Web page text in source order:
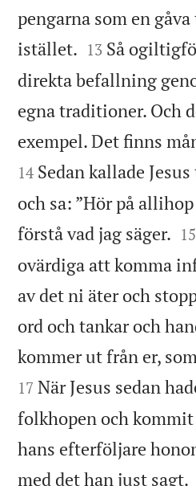
pengarna som en
istället. 

13 Så
direkta befallning
egna traditioner. Och
exempel. Det finns
14 Sedan kallade
och sa: ”Hör på
förstå vad jag säger. 
15
ovärdiga att komma
av det ni äter och
ord och tankar och
kommer ut från er,
17 När Jesus sedan
folkhopen och
hans efterföljare
med det han just sagt.